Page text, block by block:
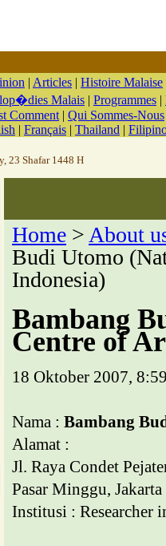
| Articles | Histoire Malaise
Malais | Programmes |
Comment | Qui Sommes-Nous
| Français | Thailand |
23 Shafar 1448 H
Home > About
Budi Utomo
Indonesia)
Bambang
Centre of
18 Oktober 2007,
Nama : Bambang
Alamat :
Jl. Raya Condet
Pasar Minggu,
Institusi : Researcher